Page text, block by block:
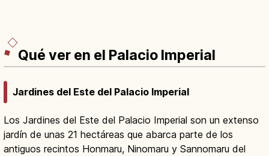
Qué ver en el Palacio Imperial
Jardines del Este del Palacio Imperial
Los Jardines del Este del Palacio Imperial son un extenso
jardín de unas 21 hectáreas que abarca parte de los
antiguos recintos Honmaru, Ninomaru y Sannomaru del